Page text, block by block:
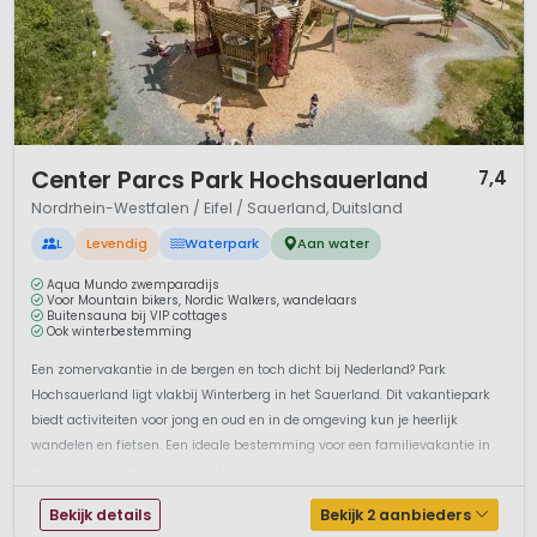
Westfalen ligt voor 75 procent in de Noord-Duitse
Laagvlakte. Het overige deel bestaat uit gebergten, nl. het
noordelijke deel van de Eifel en het Sauerland. In het noorden
en oosten maakt het bondsland deel uit van het
Teutoburgerwoud en het Weser Bergland.
Omgeving
Van laagvlakte tot middelgebergte. Van karakteristieke
dorpjes tot grote steden als Düsseldorf en Keulen. Van het
industriële Ruhrgebied tot landbouwgebieden en bossen.
Van natuurparken tot skigebieden. Nordrhein-Westfalen is
een vakantiebestemming met vele gezichten en voor alle
Wat is er te doen?
Zoals gezegd is Noordrijnland-Westfalen meer dan kolen en
en gebruikelijke toeristische routes, liggen hier veelal kleine
stadjes die hun bijzondere charme rondom hun
Center Parcs Park Hochsauerland 7,4
Nordrhein-Westfalen / Eifel / Sauerland, Duitsland
L Levendig Waterpark Aan water
Aqua Mundo zwemparadijs
Voor Mountain bikers, Nordic Walkers, wandelaars
Buitensauna bij VIP cottages
Ook winterbestemming
Een zomervakantie in de bergen en toch dicht bij Nederland? Park
Hochsauerland ligt vlakbij Winterberg in het Sauerland. Dit vakantiepark
biedt activiteiten voor jong en oud en in de omgeving kun je heerlijk
wandelen en fietsen. Een ideale bestemming voor een familievakantie in
Bekijk details Bekijk 2 aanbieders